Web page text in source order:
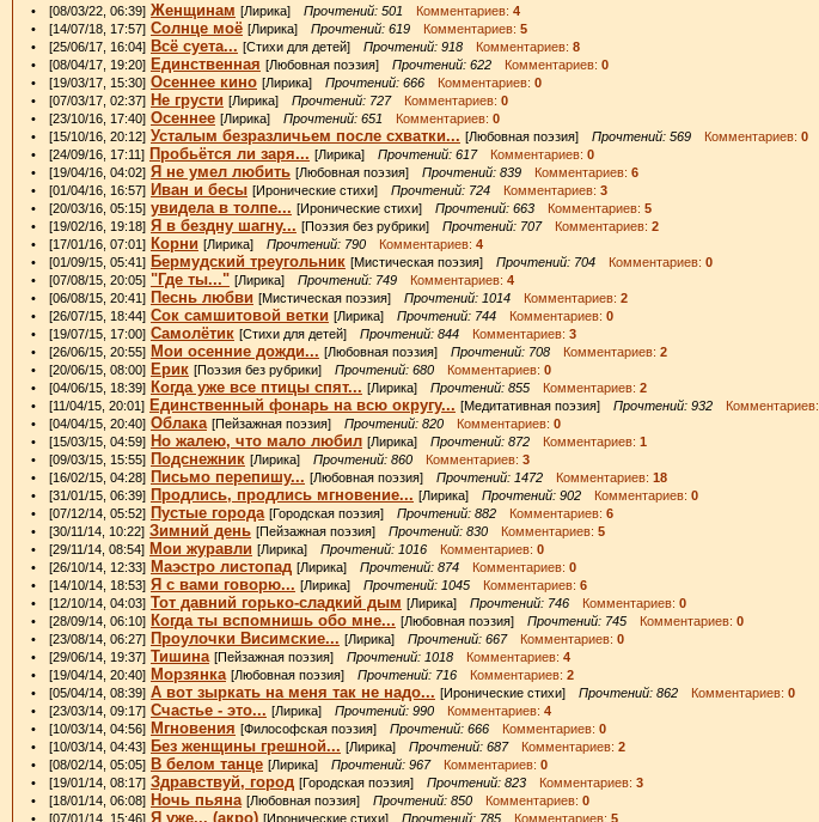
• [08/03/22, 06:39] Женщинам [Лирика] Прочтений: 501 Комментариев: 4
• [14/07/18, 17:57] Солнце моё [Лирика] Прочтений: 619 Комментариев: 5
• [25/06/17, 16:04] Всё суета... [Стихи для детей] Прочтений: 918 Комментариев: 8
• [08/04/17, 19:20] Единственная [Любовная поэзия] Прочтений: 622 Комментариев: 0
• [19/03/17, 15:30] Осеннее кино [Лирика] Прочтений: 666 Комментариев: 0
• [07/03/17, 02:37] Не грусти [Лирика] Прочтений: 727Комментариев: 0
• [23/10/16, 17:40] Осеннее [Лирика] Прочтений: 651 Комментариев: 0
• [15/10/16, 20:12] Усталым безразличьем после схватки... [Любовная поэзия] Прочтений: 569 Комментариев: 0
• [24/09/16, 17:11] Пробьётся ли заря... [Лирика] Прочтений: 617Комментариев: 0
• [19/04/16, 04:02] Я не умел любить [Любовная поэзия] Прочтений: 839 Комментариев: 6
• [01/04/16, 16:57] Иван и бесы [Иронические стихи] Прочтений: 724 Комментариев: 3
• [20/03/16, 05:15] увидела в толпе... [Иронические стихи] Прочтений: 663 Комментариев: 5
• [19/02/16, 19:18] Я в бездну шагну... [Поэзия без рубрики] Прочтений: 707Комментариев: 2
• [17/01/16, 07:01] Корни [Лирика] Прочтений: 790 Комментариев: 4
• [01/09/15, 05:41] Бермудский треугольник [Мистическая поэзия] Прочтений: 704 Комментариев: 0
• [07/08/15, 20:05] "Где ты..." [Лирика] Прочтений: 749 Комментариев: 4
• [06/08/15, 20:41] Песнь любви [Мистическая поэзия] Прочтений: 1014 Комментариев: 2
• [26/07/15, 18:44] Сок самшитовой ветки [Лирика] Прочтений: 744 Комментариев: 0
• [19/07/15, 17:00] Самолётик [Стихи для детей] Прочтений: 844 Комментариев: 3
• [26/06/15, 20:55] Мои осенние дожди... [Любовная поэзия] Прочтений: 708 Комментариев: 2
• [20/06/15, 08:00] Ерик [Поэзия без рубрики] Прочтений: 680 Комментариев: 0
• [04/06/15, 18:39] Когда уже все птицы спят... [Лирика] Прочтений: 855 Комментариев: 2
• [11/04/15, 20:01] Единственный фонарь на всю округу... [Медитативная поэзия] Прочтений: 932 Комментариев:
• [04/04/15, 20:40] Облака [Пейзажная поэзия] Прочтений: 820 Комментариев: 0
• [15/03/15, 04:59] Но жалею, что мало любил [Лирика] Прочтений: 872 Комментариев: 1
• [09/03/15, 15:55] Подснежник [Лирика] Прочтений: 860 Комментариев: 3
• [16/02/15, 04:28] Письмо перепишу... [Любовная поэзия] Прочтений: 1472 Комментариев: 18
• [31/01/15, 06:39] Продлись, продлись мгновение... [Лирика] Прочтений: 902 Комментариев: 0
• [07/12/14, 05:52] Пустые города [Городская поэзия] Прочтений: 882 Комментариев: 6
• [30/11/14, 10:22] Зимний день [Пейзажная поэзия] Прочтений: 830 Комментариев: 5
• [29/11/14, 08:54] Мои журавли [Лирика] Прочтений: 1016 Комментариев: 0
• [26/10/14, 12:33] Маэстро листопад [Лирика] Прочтений: 874 Комментариев: 0
• [14/10/14, 18:53] Я с вами говорю... [Лирика] Прочтений: 1045 Комментариев: 6
• [12/10/14, 04:03] Тот давний горько-сладкий дым [Лирика] Прочтений: 746 Комментариев: 0
• [28/09/14, 06:10] Когда ты вспомнишь обо мне... [Любовная поэзия] Прочтений: 745 Комментариев: 0
• [23/08/14, 06:27] Проулочки Висимские... [Лирика] Прочтений: 667Комментариев: 0
• [29/06/14, 19:37] Тишина [Пейзажная поэзия] Прочтений: 1018 Комментариев: 4
• [19/04/14, 20:40] Морзянка [Любовная поэзия] Прочтений: 716 Комментариев: 2
• [05/04/14, 08:39] А вот зыркать на меня так не надо... [Иронические стихи] Прочтений: 862 Комментариев: 0
• [23/03/14, 09:17] Счастье - это... [Лирика] Прочтений: 990 Комментариев: 4
• [10/03/14, 04:56] Мгновения [Философская поэзия] Прочтений: 666 Комментариев: 0
• [10/03/14, 04:43] Без женщины грешной... [Лирика] Прочтений: 687Комментариев: 2
• [08/02/14, 05:05] В белом танце [Лирика] Прочтений: 967Комментариев: 0
• [19/01/14, 08:17] Здравствуй, город [Городская поэзия] Прочтений: 823 Комментариев: 3
• [18/01/14, 06:08] Ночь пьяна [Любовная поэзия] Прочтений: 850 Комментариев: 0
• [07/01/14, 15:46] Я уже... (акро) [Иронические стихи] Прочтений: 785 Комментариев: 5